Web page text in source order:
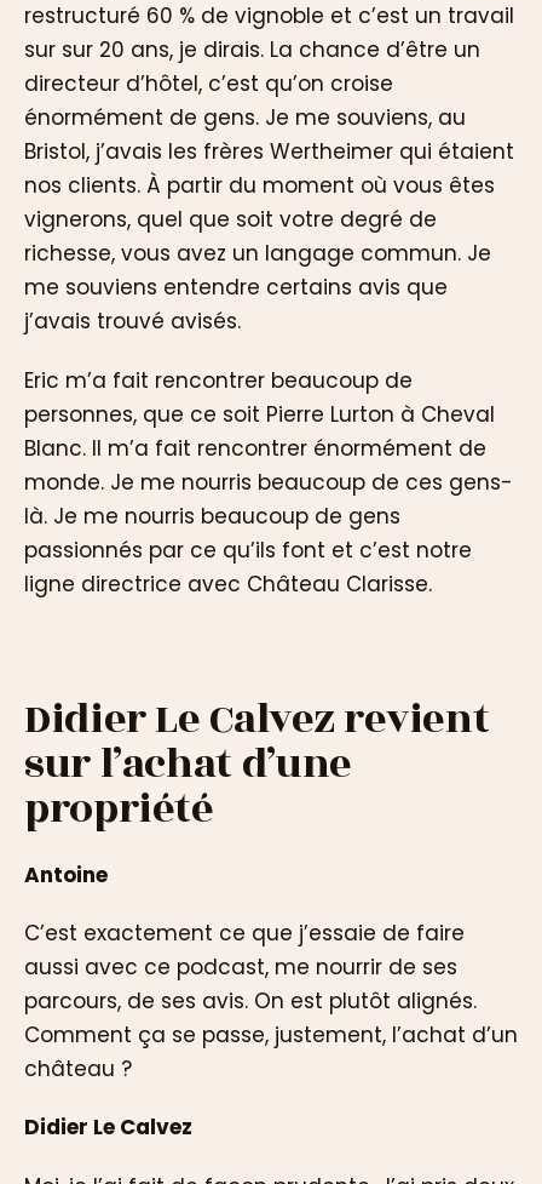
restructuré 60 % de vignoble et c’est un travail
sur sur 20 ans, je dirais. La chance d’être un
directeur d’hôtel, c’est qu’on croise
énormément de gens. Je me souviens, au
Bristol, j’avais les frères Wertheimer qui étaient
nos clients. À partir du moment où vous êtes
vignerons, quel que soit votre degré de
richesse, vous avez un langage commun. Je
me souviens entendre certains avis que
j’avais trouvé avisés.
Eric m’a fait rencontrer beaucoup de
personnes, que ce soit Pierre Lurton à Cheval
Blanc. Il m’a fait rencontrer énormément de
monde. Je me nourris beaucoup de ces gens-
là. Je me nourris beaucoup de gens
passionnés par ce qu’ils font et c’est notre
ligne directrice avec Château Clarisse.
Didier Le Calvez revient
sur l’achat d’une
propriété
Antoine
C’est exactement ce que j’essaie de faire
aussi avec ce podcast, me nourrir de ses
parcours, de ses avis. On est plutôt alignés.
Comment ça se passe, justement, l’achat d’un
château ?
Didier Le Calvez